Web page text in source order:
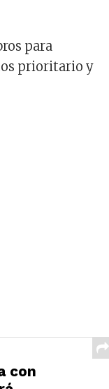
para
prioritario y
con